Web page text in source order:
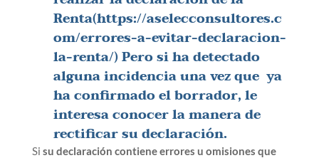
Renta(https://aselecconsultores.c
om/errores-a-evitar-declaracion-
la-renta/) Perosi ha detectado
alguna incidencia una vez que ya
ha confirmado el borrador, le
interesa conocerla manera de
rectificar su declaración.
Si su declaración contieneerrores u omisiones que